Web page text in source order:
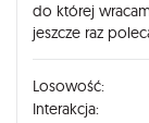
do której
jeszcze raz
Losowość:
Interakcja: